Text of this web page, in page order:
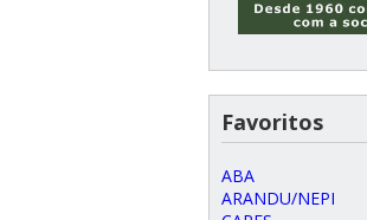
Favoritos
ABA
ARANDU/NEPI